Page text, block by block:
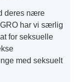
deres nære
har vi særlig
for seksuelle
med seksuelt